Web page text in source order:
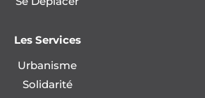
Les Services
Urbanisme
Solidarité